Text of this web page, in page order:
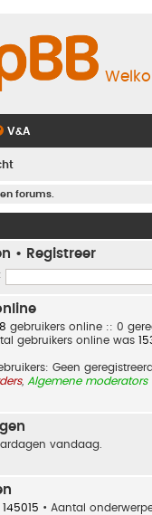
V&A
forums.
• Registreer
gebruikers online :: 0
gebruikers online was
Geen
, Algemene moderators
vandaag.
145015 • Aantal